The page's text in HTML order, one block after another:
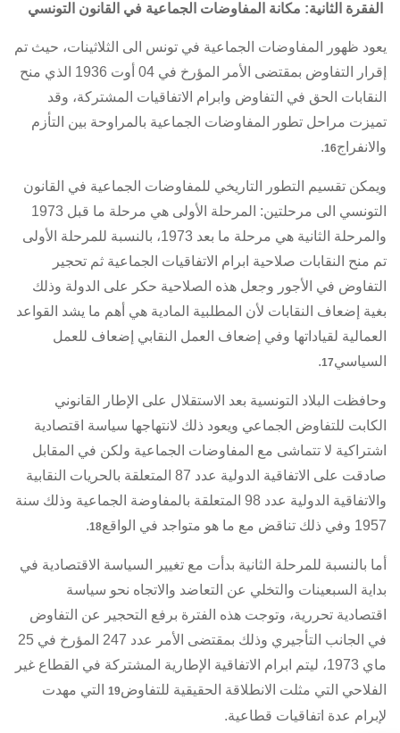
الفقرة الثانية: مكانة المفاوضات الجماعية في القانون التونسي
يعود ظهور المفاوضات الجماعية في تونس الى الثلاثينات، حيث تم
إقرار التفاوض بمقتضى الأمر المؤرخ في 04 أوت 1936 الذي منح
النقابات الحق في التفاوض وابرام الاتفاقيات المشتركة، وقد
تميزت مراحل تطور المفاوضات الجماعية بالمراوحة بين التأزم
والانفراج16
.
ويمكن تقسيم التطور التاريخي للمفاوضات الجماعية في القانون
التونسي الى مرحلتين: المرحلة الأولى هي مرحلة ما قبل 1973
والمرحلة الثانية هي مرحلة ما بعد 1973، بالنسبة للمرحلة الأولى
تم منح النقابات صلاحية ابرام الاتفاقيات الجماعية ثم تحجير
التفاوض في الأجور وجعل هذه الصلاحية حكر على الدولة وذلك
بغية إضعاف النقابات لأن المطلبية المادية هي أهم ما يشد القواعد
العمالية لقياداتها وفي إضعاف العمل النقابي إضعاف للعمل
السياسي17
.
وحافظت البلاد التونسية بعد الاستقلال على الإطار القانوني
الكابت للتفاوض الجماعي ويعود ذلك لانتهاجها سياسة اقتصادية
اشتراكية لا تتماشى مع المفاوضات الجماعية ولكن في المقابل
صادقت على الاتفاقية الدولية عدد 87 المتعلقة بالحريات النقابية
والاتفاقية الدولية عدد 98 المتعلقة بالمفاوضة الجماعية وذلك سنة
1957 وفي ذلك تناقض مع ما هو متواجد في الواقع
18
.
أما بالنسبة للمرحلة الثانية بدأت مع تغيير السياسة الاقتصادية في
بداية السبعينات والتخلي عن التعاضد والاتجاه نحو سياسة
اقتصادية تحررية، وتوجت هذه الفترة برفع التحجير عن التفاوض
في الجانب التأجيري وذلك بمقتضى الأمر عدد 247 المؤرخ في 25
ماي 1973، ليتم ابرام الاتفاقية الإطارية المشتركة في القطاع غير
الفلاحي التي مثلت الانطلاقة الحقيقية للتفاوض19
التي مهدت
لإبرام عدة اتفاقيات قطاعية.